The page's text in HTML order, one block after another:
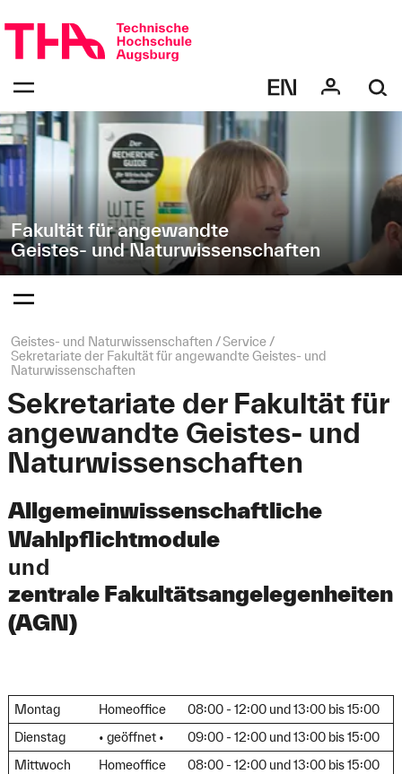
überspringen
zur
Navigation
"Geistes-
und
Naturwissenschaften"
Fakultät für angewandte
Geistes- und Naturwissenschaften
bestätigen
Öffnen
des
Menüs
bestätigen
des
Menüs
Seitenpfad:
Geistes- und Naturwissenschaften
Service
Sekretariate der Fakultät für angewandte Geistes- und
Naturwissenschaften
Sekretariate der Fakultät für
angewandte Geistes- und
Naturwissenschaften
Allgemeinwissenschaftliche
Wahlpflichtmodule
und
zentrale Fakultätsangelegenheiten
(AGN)
Montag Homeoffice
08:00 - 12:00 und 13:00 bis 15:00
Dienstag
• geöffnet •
09:00 - 12:00 und 13:00 bis 15:00
Mittwoch
Homeoffice
08:00 - 12:00 und 13:00 bis 15:00